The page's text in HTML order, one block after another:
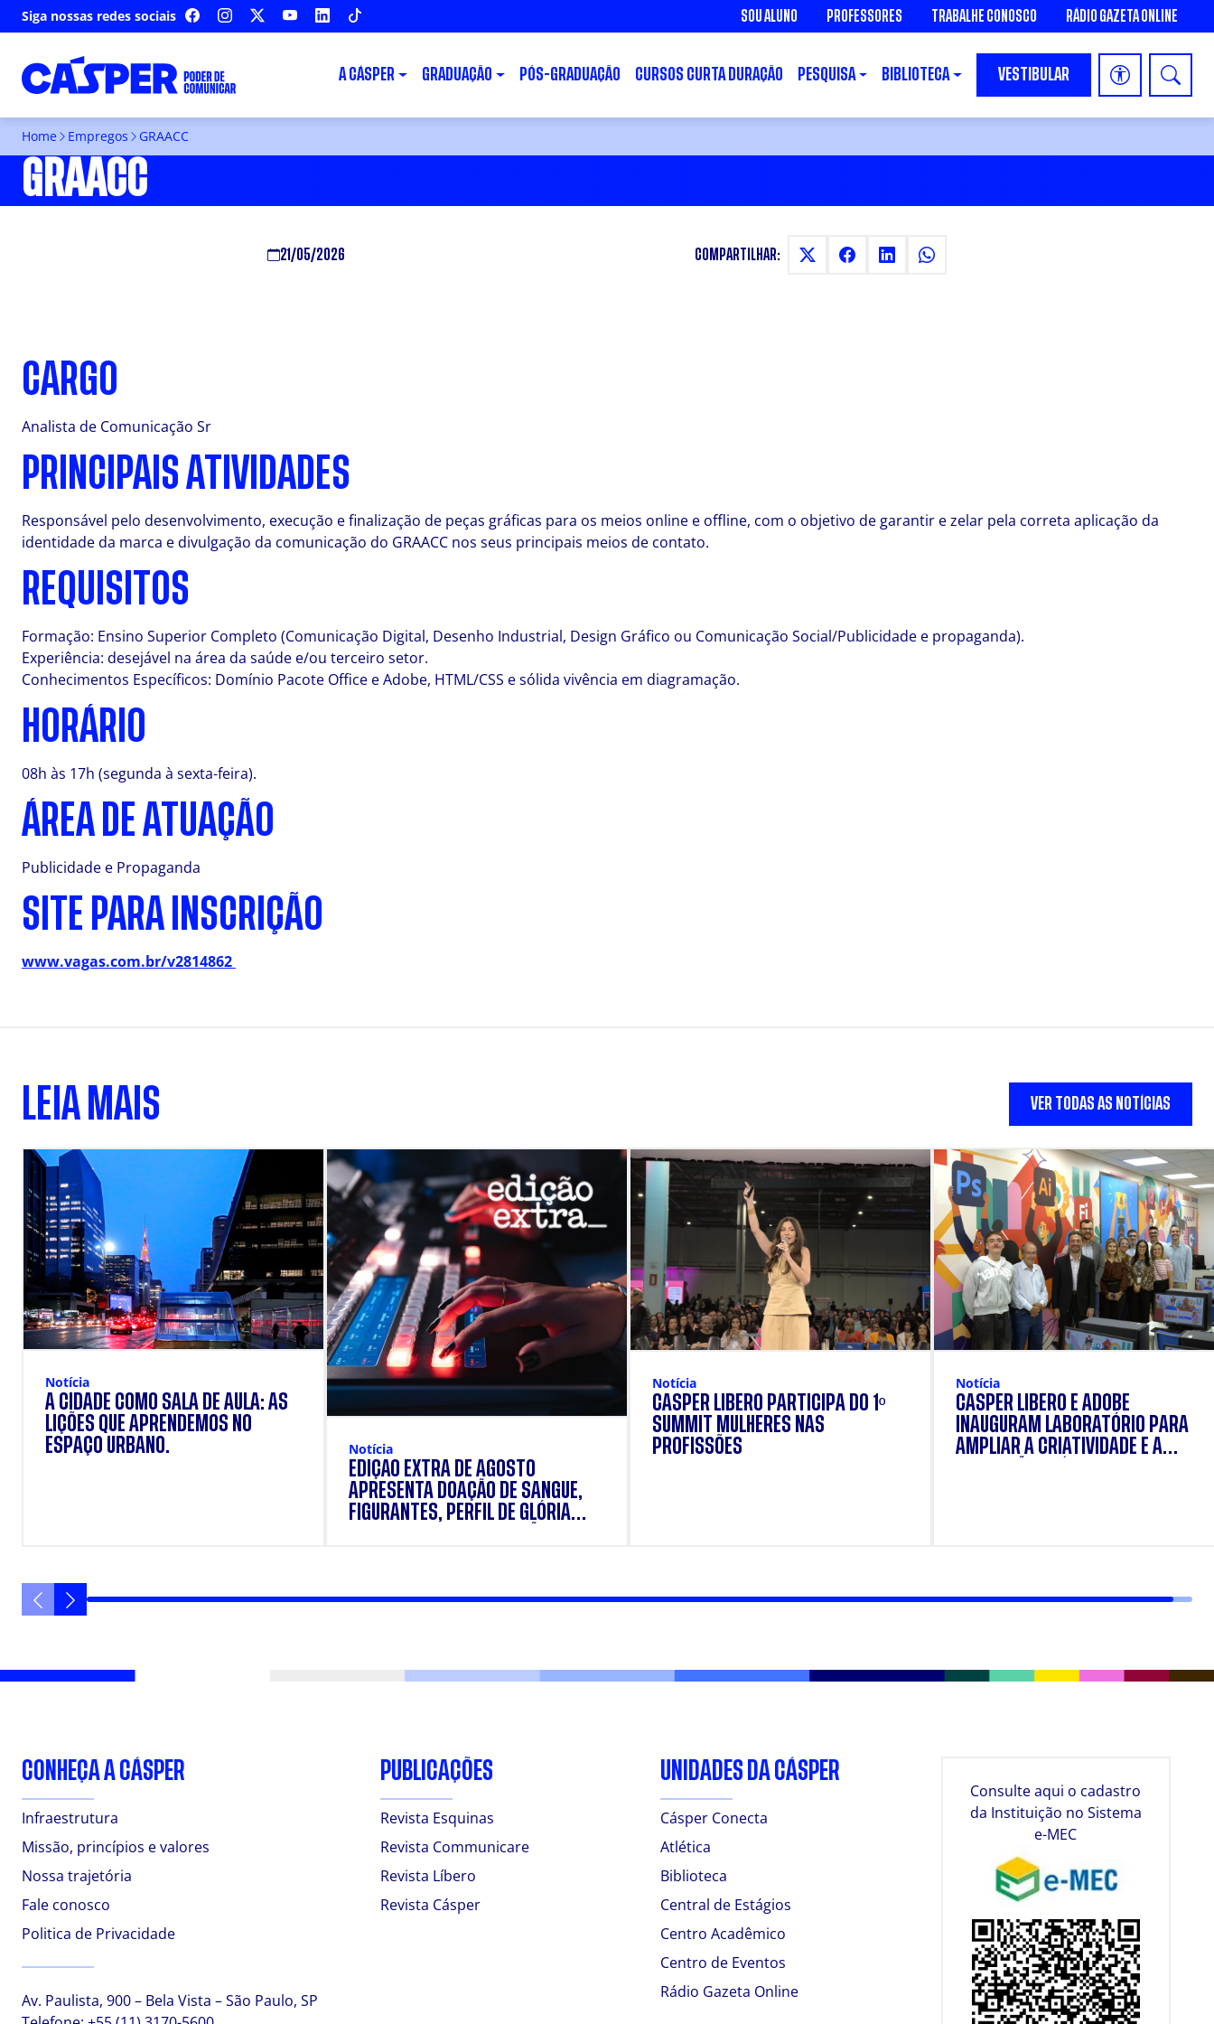
Siga nossas redes sociais FACEBOOKINSTAGRAM YOUTUBELINKEDIN SOU ALUNO PROFESSORES TRABALHE CONOSCO RÁDIO GAZETA ONLINE
A CÁSPER GRADUAÇÃO PÓS-GRADUAÇÃO CURSOS CURTA DURAÇÃO PESQUISA BIBLIOTECA VESTIBULAR
Home Empregos GRAACC
GRAACC
21/05/2026 COMPARTILHAR:
CARGO
Analista de Comunicação Sr
PRINCIPAIS ATIVIDADES
Responsável pelo desenvolvimento, execução e finalização de peças gráficas para os meios online e offline, com o objetivo de garantir e zelar pela correta aplicação da
identidade da marca e divulgação da comunicação do GRAACC nos seus principais meios de contato.
REQUISITOS
Formação: Ensino Superior Completo (Comunicação Digital, Desenho Industrial, Design Gráfico ou Comunicação Social/Publicidade e propaganda).
Experiência: desejável na área da saúde e/ou terceiro setor.
Conhecimentos Específicos: Domínio Pacote Office e Adobe, HTML/CSS e sólida vivência em diagramação.
HORÁRIO
08h às 17h (segunda à sexta-feira).
ÁREA DE ATUAÇÃO
Publicidade e Propaganda
SITE PARA INSCRIÇÃO
www.vagas.com.br/v2814862
LEIA MAIS VER TODAS AS NOTÍCIAS
Notícia
A CIDADE COMO SALA DE AULA: AS
LIÇÕES QUE APRENDEMOS NO
ESPAÇO URBANO.
Notícia
EDIÇÃO EXTRA DE AGOSTO
APRESENTA DOAÇÃO DE SANGUE,
FIGURANTES, PERFIL DE GLÓRIA
Notícia
CÁSPER LÍBERO PARTICIPA DO 1º
SUMMIT MULHERES NAS
PROFISSÕES
Notícia
CÁSPER LÍBERO E ADOBE
INAUGURAM LABORATÓRIO PARA
AMPLIAR A CRIATIVIDADE E A
CONHEÇA A CÁSPER
Infraestrutura
Missão, princípios e valores
Nossa trajetória
Fale conosco
Politica de Privacidade
Av. Paulista, 900 – Bela Vista – São Paulo, SP
PUBLICAÇÕES
Revista Esquinas
Revista Communicare
Revista Líbero
Revista Cásper
UNIDADES DA CÁSPER
Cásper Conecta
Atlética
Biblioteca
Central de Estágios
Centro Acadêmico
Centro de Eventos
Rádio Gazeta Online
Consulte aqui o cadastro
da Instituição no Sistema
e-MEC